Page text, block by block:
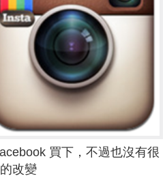
買下，不過也沒有很
改變